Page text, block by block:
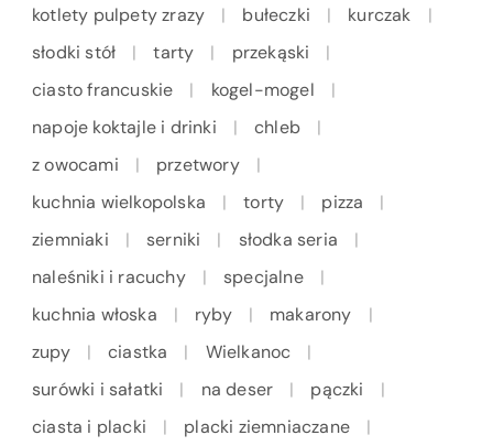
kotlety pulpety zrazy bułeczki
kurczak
słodki stół
tarty
przekąski
ciasto francuskie
kogel-mogel
napoje koktajle i drinki
chleb
z owocami
przetwory
kuchnia wielkopolska
torty
pizza
ziemniaki
serniki
słodka seria
naleśniki i racuchy
specjalne
kuchnia włoska
ryby
makarony
zupy
ciastka
Wielkanoc
surówki i sałatki
na deser
pączki
ciasta i placki
placki ziemniaczane